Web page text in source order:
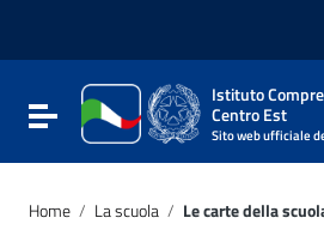
Vai al footer
Attiva / disattiva la navigazione
Istituto
Centro Est
Sito web ufficiale
Home / La scuola / Le carte della